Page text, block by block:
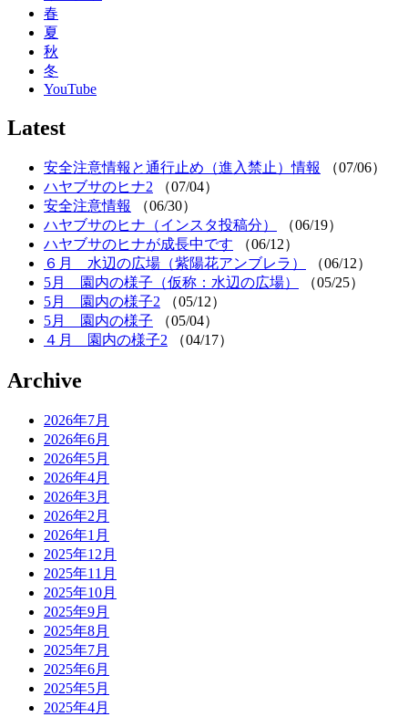
春
夏
秋
冬
YouTube
Latest
安全注意情報と通行止め（進入禁止）情報
（07/06）
ハヤブサのヒナ2
（07/04）
安全注意情報
（06/30）
ハヤブサのヒナ（インスタ投稿分）
（06/19）
ハヤブサのヒナが成長中です
（06/12）
６月 水辺の広場（紫陽花アンブレラ）
（06/12）
5月 園内の様子（仮称：水辺の広場）
（05/25）
5月 園内の様子2
（05/12）
5月 園内の様子
（05/04）
４月 園内の様子2
（04/17）
Archive
2026年7月
2026年6月
2026年5月
2026年4月
2026年3月
2026年2月
2026年1月
2025年12月
2025年11月
2025年10月
2025年9月
2025年8月
2025年7月
2025年6月
2025年5月
2025年4月